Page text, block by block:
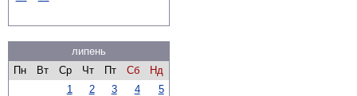
липень
Пн
Вт Ср Чт Пт Сб
Нд
1
2 3 4
5